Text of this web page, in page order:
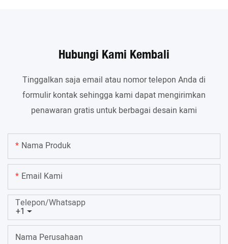
Hubungi Kami Kembali
Tinggalkan saja email atau nomor telepon Anda di
formulir kontak sehingga kami dapat mengirimkan
penawaran gratis untuk berbagai desain kami
Nama Produk
Email Kami
+1
Telepon/whatsapp
Nama Perusahaan